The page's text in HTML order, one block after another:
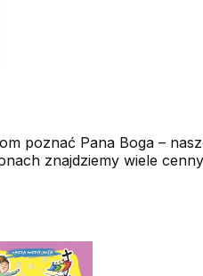
poznać Pana Boga –
znajdziemy wiele